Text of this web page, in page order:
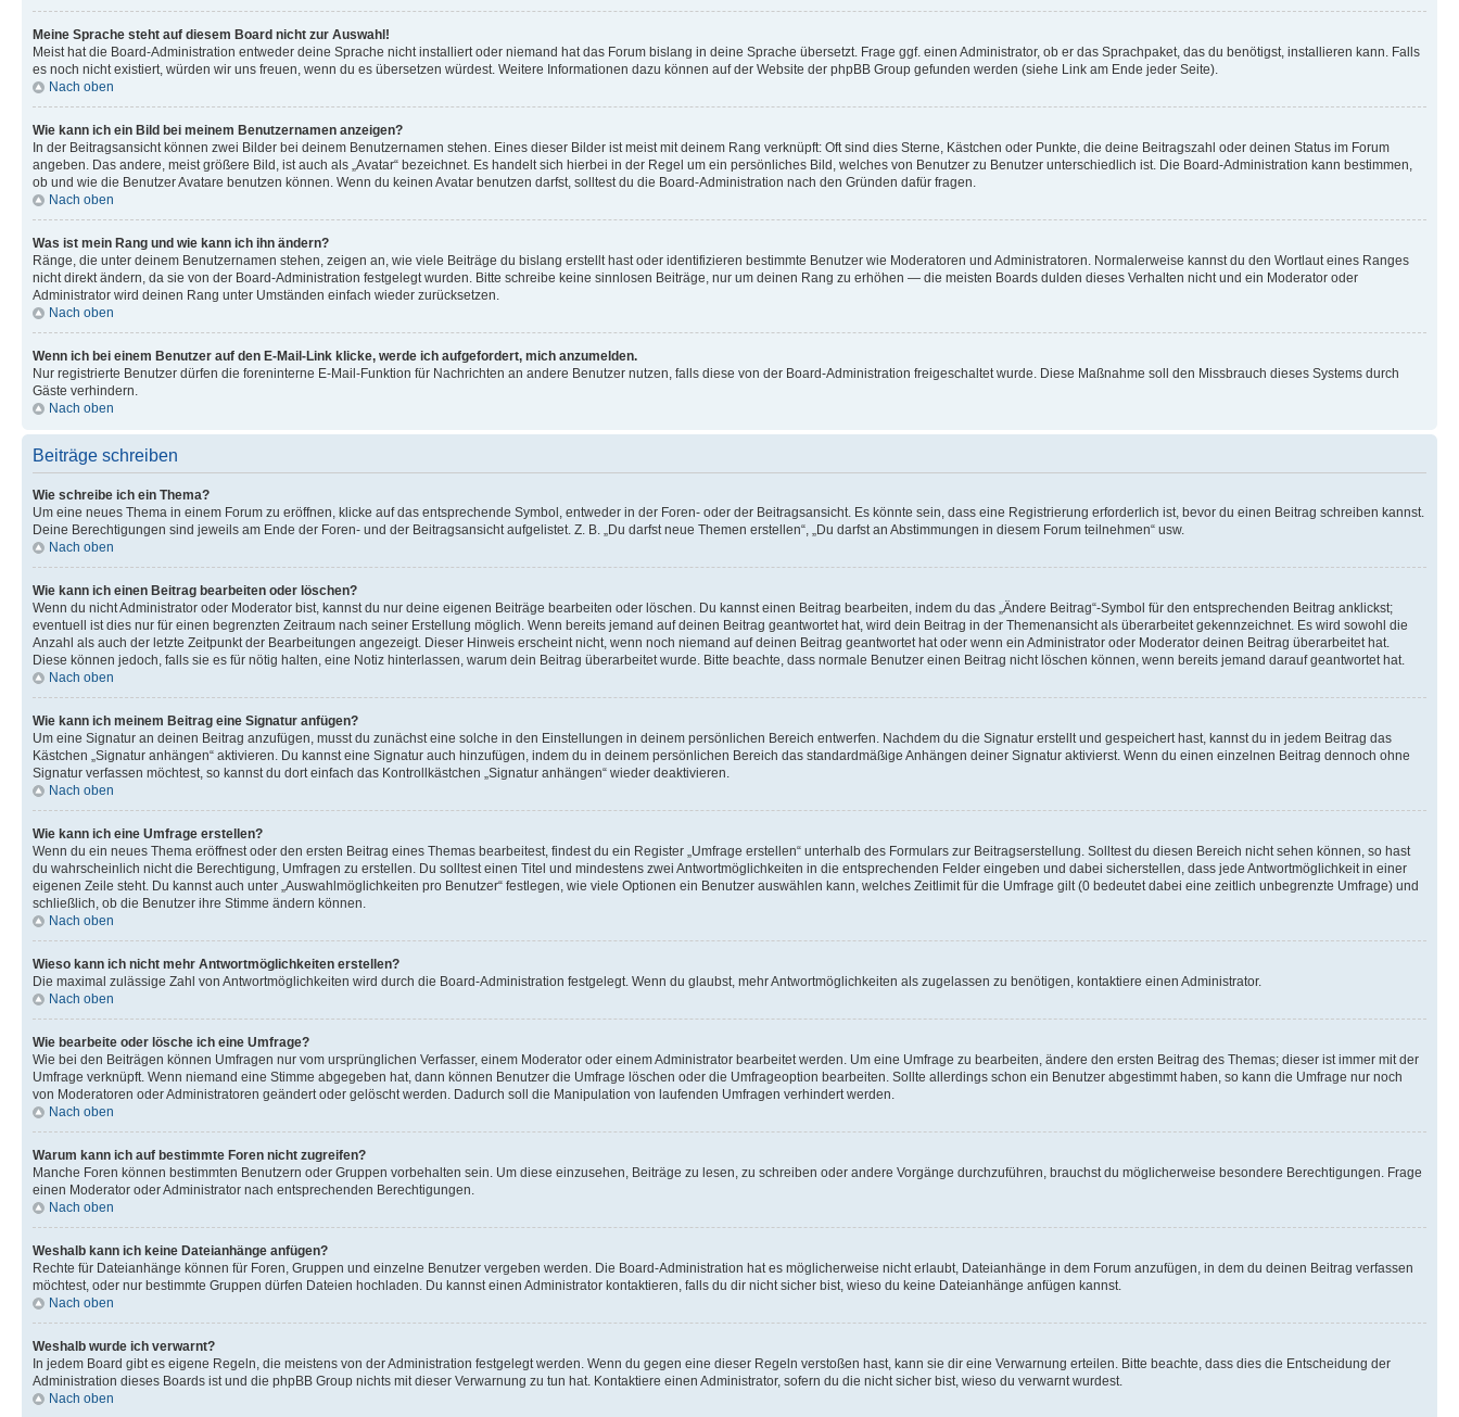
Meine Sprache steht auf diesem Board nicht zur Auswahl!
Meist hat die Board-Administration entweder deine Sprache nicht installiert oder niemand hat das Forum bislang in deine Sprache übersetzt. Frage ggf. einen Administrator, ob er das Sprachpaket, das du benötigst, installieren kann. Falls
es noch nicht existiert, würden wir uns freuen, wenn du es übersetzen würdest. Weitere Informationen dazu können auf der Website der phpBB Group gefunden werden (siehe Link am Ende jeder Seite).
Nach oben
Wie kann ich ein Bild bei meinem Benutzernamen anzeigen?
In der Beitragsansicht können zwei Bilder bei deinem Benutzernamen stehen. Eines dieser Bilder ist meist mit deinem Rang verknüpft: Oft sind dies Sterne, Kästchen oder Punkte, die deine Beitragszahl oder deinen Status im Forum
angeben. Das andere, meist größere Bild, ist auch als „Avatar“ bezeichnet. Es handelt sich hierbei in der Regel um ein persönliches Bild, welches von Benutzer zu Benutzer unterschiedlich ist. Die Board-Administration kann bestimmen,
ob und wie die Benutzer Avatare benutzen können. Wenn du keinen Avatar benutzen darfst, solltest du die Board-Administration nach den Gründen dafür fragen.
Nach oben
Was ist mein Rang und wie kann ich ihn ändern?
Ränge, die unter deinem Benutzernamen stehen, zeigen an, wie viele Beiträge du bislang erstellt hast oder identifizieren bestimmte Benutzer wie Moderatoren und Administratoren. Normalerweise kannst du den Wortlaut eines Ranges
nicht direkt ändern, da sie von der Board-Administration festgelegt wurden. Bitte schreibe keine sinnlosen Beiträge, nur um deinen Rang zu erhöhen — die meisten Boards dulden dieses Verhalten nicht und ein Moderator oder
Administrator wird deinen Rang unter Umständen einfach wieder zurücksetzen.
Nach oben
Wenn ich bei einem Benutzer auf den E-Mail-Link klicke, werde ich aufgefordert, mich anzumelden.
Nur registrierte Benutzer dürfen die foreninterne E-Mail-Funktion für Nachrichten an andere Benutzer nutzen, falls diese von der Board-Administration freigeschaltet wurde. Diese Maßnahme soll den Missbrauch dieses Systems durch
Gäste verhindern.
Nach oben
Beiträge schreiben
Wie schreibe ich ein Thema?
Um eine neues Thema in einem Forum zu eröffnen, klicke auf das entsprechende Symbol, entweder in der Foren- oder der Beitragsansicht. Es könnte sein, dass eine Registrierung erforderlich ist, bevor du einen Beitrag schreiben kannst.
Deine Berechtigungen sind jeweils am Ende der Foren- und der Beitragsansicht aufgelistet. Z. B. „Du darfst neue Themen erstellen“, „Du darfst an Abstimmungen in diesem Forum teilnehmen“ usw.
Nach oben
Wie kann ich einen Beitrag bearbeiten oder löschen?
Wenn du nicht Administrator oder Moderator bist, kannst du nur deine eigenen Beiträge bearbeiten oder löschen. Du kannst einen Beitrag bearbeiten, indem du das „Ändere Beitrag“-Symbol für den entsprechenden Beitrag anklickst;
eventuell ist dies nur für einen begrenzten Zeitraum nach seiner Erstellung möglich. Wenn bereits jemand auf deinen Beitrag geantwortet hat, wird dein Beitrag in der Themenansicht als überarbeitet gekennzeichnet. Es wird sowohl die
Anzahl als auch der letzte Zeitpunkt der Bearbeitungen angezeigt. Dieser Hinweis erscheint nicht, wenn noch niemand auf deinen Beitrag geantwortet hat oder wenn ein Administrator oder Moderator deinen Beitrag überarbeitet hat.
Diese können jedoch, falls sie es für nötig halten, eine Notiz hinterlassen, warum dein Beitrag überarbeitet wurde. Bitte beachte, dass normale Benutzer einen Beitrag nicht löschen können, wenn bereits jemand darauf geantwortet hat.
Nach oben
Wie kann ich meinem Beitrag eine Signatur anfügen?
Um eine Signatur an deinen Beitrag anzufügen, musst du zunächst eine solche in den Einstellungen in deinem persönlichen Bereich entwerfen. Nachdem du die Signatur erstellt und gespeichert hast, kannst du in jedem Beitrag das
Kästchen „Signatur anhängen“ aktivieren. Du kannst eine Signatur auch hinzufügen, indem du in deinem persönlichen Bereich das standardmäßige Anhängen deiner Signatur aktivierst. Wenn du einen einzelnen Beitrag dennoch ohne
Signatur verfassen möchtest, so kannst du dort einfach das Kontrollkästchen „Signatur anhängen“ wieder deaktivieren.
Nach oben
Wie kann ich eine Umfrage erstellen?
Wenn du ein neues Thema eröffnest oder den ersten Beitrag eines Themas bearbeitest, findest du ein Register „Umfrage erstellen“ unterhalb des Formulars zur Beitragserstellung. Solltest du diesen Bereich nicht sehen können, so hast
du wahrscheinlich nicht die Berechtigung, Umfragen zu erstellen. Du solltest einen Titel und mindestens zwei Antwortmöglichkeiten in die entsprechenden Felder eingeben und dabei sicherstellen, dass jede Antwortmöglichkeit in einer
eigenen Zeile steht. Du kannst auch unter „Auswahlmöglichkeiten pro Benutzer“ festlegen, wie viele Optionen ein Benutzer auswählen kann, welches Zeitlimit für die Umfrage gilt (0 bedeutet dabei eine zeitlich unbegrenzte Umfrage) und
schließlich, ob die Benutzer ihre Stimme ändern können.
Nach oben
Wieso kann ich nicht mehr Antwortmöglichkeiten erstellen?
Die maximal zulässige Zahl von Antwortmöglichkeiten wird durch die Board-Administration festgelegt. Wenn du glaubst, mehr Antwortmöglichkeiten als zugelassen zu benötigen, kontaktiere einen Administrator.
Nach oben
Wie bearbeite oder lösche ich eine Umfrage?
Wie bei den Beiträgen können Umfragen nur vom ursprünglichen Verfasser, einem Moderator oder einem Administrator bearbeitet werden. Um eine Umfrage zu bearbeiten, ändere den ersten Beitrag des Themas; dieser ist immer mit der
Umfrage verknüpft. Wenn niemand eine Stimme abgegeben hat, dann können Benutzer die Umfrage löschen oder die Umfrageoption bearbeiten. Sollte allerdings schon ein Benutzer abgestimmt haben, so kann die Umfrage nur noch
von Moderatoren oder Administratoren geändert oder gelöscht werden. Dadurch soll die Manipulation von laufenden Umfragen verhindert werden.
Nach oben
Warum kann ich auf bestimmte Foren nicht zugreifen?
Manche Foren können bestimmten Benutzern oder Gruppen vorbehalten sein. Um diese einzusehen, Beiträge zu lesen, zu schreiben oder andere Vorgänge durchzuführen, brauchst du möglicherweise besondere Berechtigungen. Frage
einen Moderator oder Administrator nach entsprechenden Berechtigungen.
Nach oben
Weshalb kann ich keine Dateianhänge anfügen?
Rechte für Dateianhänge können für Foren, Gruppen und einzelne Benutzer vergeben werden. Die Board-Administration hat es möglicherweise nicht erlaubt, Dateianhänge in dem Forum anzufügen, in dem du deinen Beitrag verfassen
möchtest, oder nur bestimmte Gruppen dürfen Dateien hochladen. Du kannst einen Administrator kontaktieren, falls du dir nicht sicher bist, wieso du keine Dateianhänge anfügen kannst.
Nach oben
Weshalb wurde ich verwarnt?
In jedem Board gibt es eigene Regeln, die meistens von der Administration festgelegt werden. Wenn du gegen eine dieser Regeln verstoßen hast, kann sie dir eine Verwarnung erteilen. Bitte beachte, dass dies die Entscheidung der
Administration dieses Boards ist und die phpBB Group nichts mit dieser Verwarnung zu tun hat. Kontaktiere einen Administrator, sofern du die nicht sicher bist, wieso du verwarnt wurdest.
Nach oben